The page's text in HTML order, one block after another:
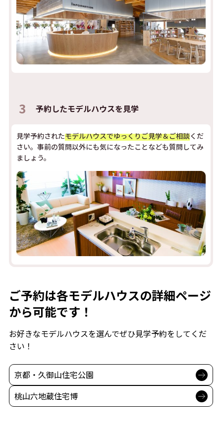
3 予約したモデルハウスを見学
見学予約されたモデルハウスでゆっくりご見学＆ご相談くだ
さい。事前の質問以外にも気になったことなども質問してみ
ましょう。
ご予約は各モデルハウスの詳細ページ
から可能です！
お好きなモデルハウスを選んでぜひ見学予約をしてくだ
さい！
京都・久御山住宅公園
桃山六地蔵住宅博